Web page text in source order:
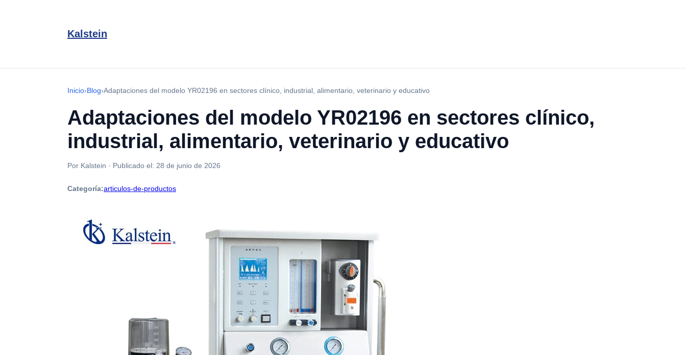
Kalstein
Inicio›Blog›Adaptaciones del modelo YR02196 en sectores clínico, industrial, alimentario, veterinario y educativo
Adaptaciones del modelo YR02196 en sectores clínico,
industrial, alimentario, veterinario y educativo
Por Kalstein · Publicado el: 28 de junio de 2026
Categoría:articulos-de-productos